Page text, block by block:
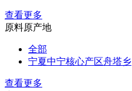
查看更多
原料原产地
全部
宁夏中宁核心产区舟塔乡
查看更多